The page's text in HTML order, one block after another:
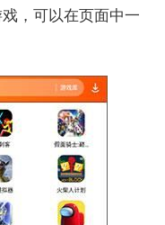
，可以在页面中一